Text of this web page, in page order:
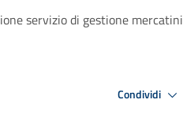
servizio di gestione mercatini
Condividi